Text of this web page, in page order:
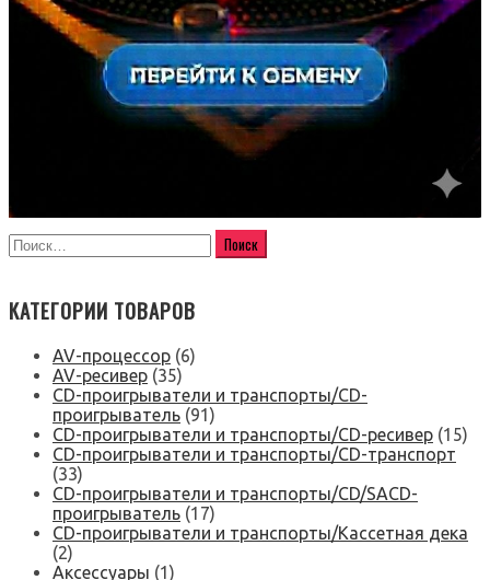
КАТЕГОРИИ ТОВАРОВ
AV-процессор (6)
AV-ресивер (35)
CD-проигрыватели и транспорты/CD-
проигрыватель (91)
CD-проигрыватели и транспорты/CD-ресивер (15)
CD-проигрыватели и транспорты/CD-транспорт
(33)
CD-проигрыватели и транспорты/CD/SACD-
проигрыватель (17)
CD-проигрыватели и транспорты/Кассетная дека
(2)
Аксессуары (1)